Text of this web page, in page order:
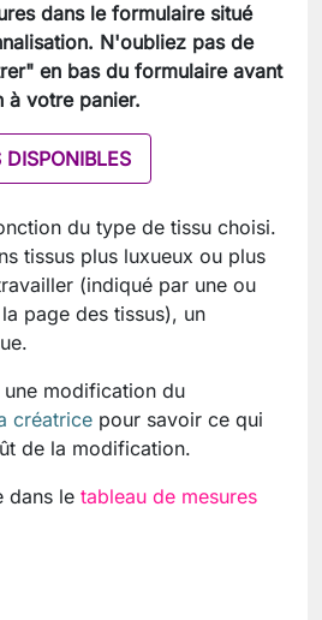
dans le formulaire situé
N'oubliez pas de
en bas du formulaire avant
à votre panier.
DISPONIBLES
du type de tissu choisi.
tissus plus luxueux ou plus
(indiqué par une ou
page des tissus), un
modification du
créatrice pour savoir ce qui
de la modification.
dans le tableau de mesures